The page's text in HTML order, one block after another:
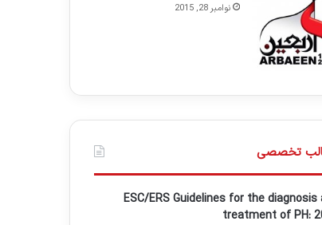
نوامبر 28, 2015
تخصصی
ESC/ERS Guidelines for the diagnosis
treatment of PH: